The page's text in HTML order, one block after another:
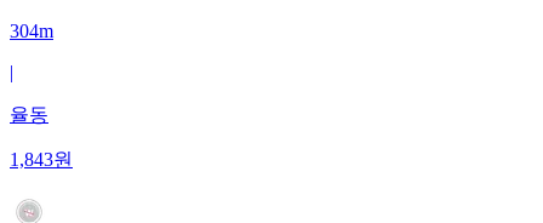
304m
|
율동
1,843원